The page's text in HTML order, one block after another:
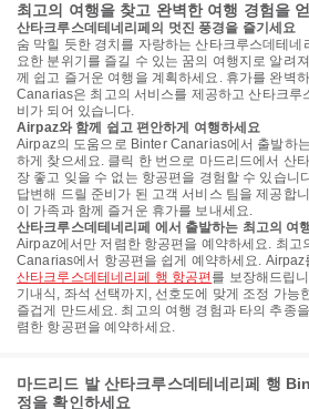
최고의 여행을 찾고 완벽한 여행 경험을
산타크루스데테네리페의 멋진 풍경을 즐기세요
숨 막힐 듯한 경치를 자랑하는 산타크루스데테
요한 분위기를 즐길 수 있는 꿈의 여행지로 알려
께 쉽고 즐거운 여행을 계획하세요. 휴가를 완벽
Canarias은 최고의 서비스를 제공하고 산타크루
비가 되어 있습니다.
Airpaz와 함께 쉽고 편안하게 여행하세요
Airpaz의 도움으로 Binter Canarias에서 출발하
하게 찾으세요. 클릭 한 번으로 마드리드에서 산
장 좋고 잊을 수 없는 항공편을 경험할 수 있습니
답변해 드릴 준비가 된 고객 서비스 팀을 제공합
이 가족과 함께 즐거운 휴가를 보내세요.
산타크루스데테네리페 에서 출발하는 최고의 여
Airpaz에서만 저렴한 항공편을 예약하세요. 최고
Canarias에서 항공편을 쉽게 예약하세요. Airpaz
산타크루스데테네리페 행 항공편 를 보장해드립
기내식, 좌석 선택까지, 선호도에 맞게 조정 가능
즐겁게 만드세요. 최고의 여행 경험과 타의 추종
렴한 항공편을 예약하세요.
마드리드 발 산타크루스데테네리페 행
정을 확인하세요